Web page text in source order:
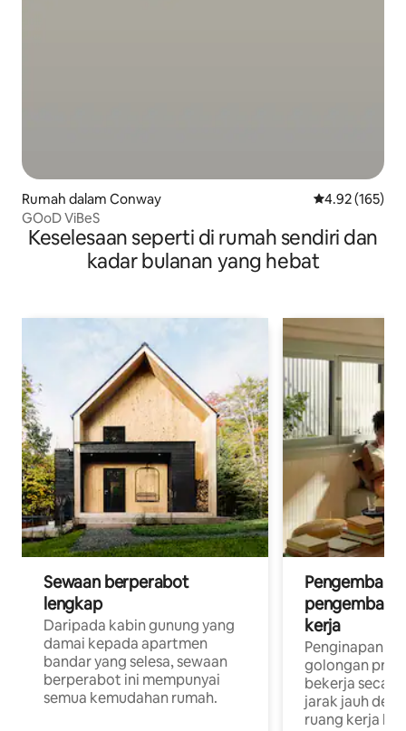
Rumah dalam Conway Penarafan
4.92 (165)
GOoD ViBeS
Keselesaan seperti di rumah sendiri dan
kadar bulanan yang hebat
Sewaan berperabot
lengkap
Daripada kabin gunung yang
damai kepada apartmen
bandar yang selesa, sewaan
berperabot ini mempunyai
semua kemudahan rumah.
Pengembara
pengembara
kerja
Penginapan
golongan
bekerja
jarak jauh
ruang kerja